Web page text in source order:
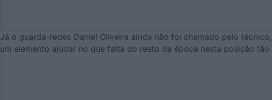
Já o guarda-redes Daniel Oliveira ainda não foi chamado pelo
um elemento ajudar no que falta do resto da época nesta posição tão